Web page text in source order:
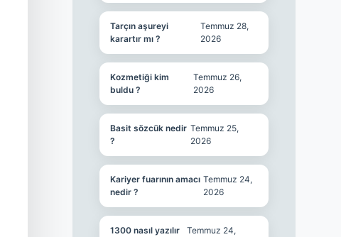
Tarçın aşureyi
karartır mı ?
Temmuz 28,
2026
Kozmetiği kim
buldu ?
Temmuz 26,
2026
Basit sözcük nedir
?
Temmuz 25,
2026
Kariyer fuarının amacı
nedir ?
Temmuz 24,
2026
1300 nasıl yazılır
Temmuz 24,